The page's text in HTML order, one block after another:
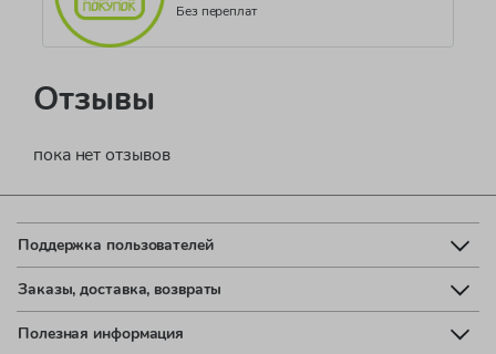
Без переплат
Отзывы
пока нет отзывов
Поддержка пользователей
Заказы, доставка, возвраты
Полезная информация